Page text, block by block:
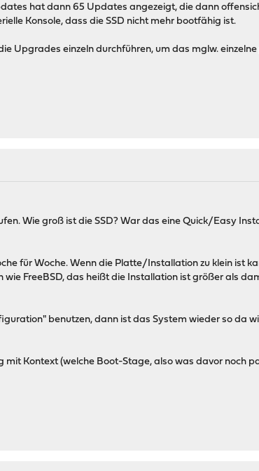
hat dann 65 Updates angezeigt, die dann
Konsole, dass die SSD nicht mehr bootfähig ist.
Upgrades einzeln durchführen, um das mglw.
Wie groß ist die SSD? War das eine Quick/Easy
für Woche. Wenn die Platte/Installation zu klein ist
FreeBSD, das heißt die Installation ist größer als
benutzen, dann ist das System wieder so da
Kontext (welche Boot-Stage, also was davor noch